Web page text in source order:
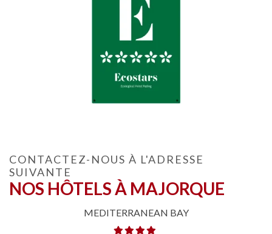
CONTACTEZ-NOUS À L'ADRESSE
SUIVANTE
NOS HÔTELS À MAJORQUE
MEDITERRANEAN BAY